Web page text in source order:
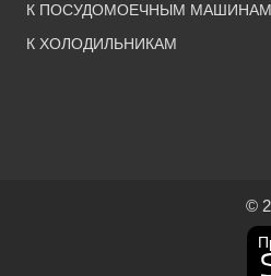
К ПОСУДОМОЕЧНЫМ МАШИНАМ
К ХОЛОДИЛЬНИКАМ
©